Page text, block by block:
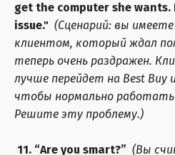
get the computer she wants.
issue." (Сценарий: вы
клиентом, который ждал
теперь очень раздражен.
лучше перейдет на Best Buy
чтобы нормально
Решите эту проблему.)
11. “Are you smart?” (Вы